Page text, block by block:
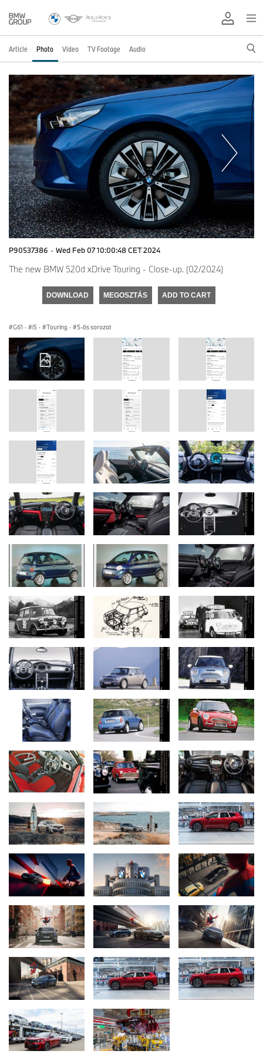
Article Photo Video TV Footage Audio
P90537386 · Wed Feb 07 10:00:48 CET 2024
The new BMW 520d xDrive Touring - Close-up. (02/2024)
DOWNLOAD MEGOSZTÁS ADD TO CART
G61 · i5 · Touring · 5-ös sorozat